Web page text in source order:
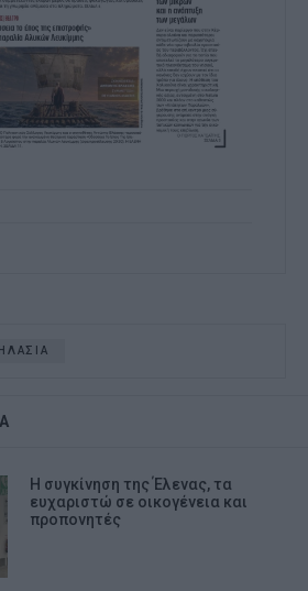
Η συγκίνηση της Έλενας, τα
ευχαριστώ σε οικογένεια και
προπονητές